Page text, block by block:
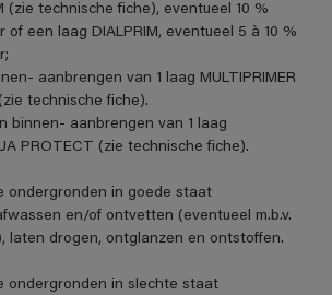
(zie technische fiche), eventueel 10 %
een laag DIALPRIM, eventueel 5 à 10 %
aanbrengen van 1 laag MULTIPRIMER
technische fiche).
binnen- aanbrengen van 1 laag
PROTECT (zie technische fiche).
ondergronden in goede staat
en/of ontvetten (eventueel m.b.v.
laten drogen, ontglanzen en ontstoffen.
ondergronden in slechte staat